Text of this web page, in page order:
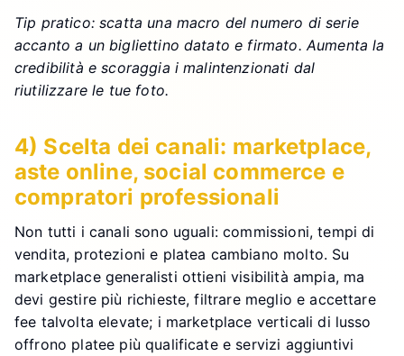
Tip pratico: scatta una macro del numero di serie
accanto a un bigliettino datato e firmato. Aumenta la
credibilità e scoraggia i malintenzionati dal
riutilizzare le tue foto.
4) Scelta dei canali: marketplace,
aste online, social commerce e
compratori professionali
Non tutti i canali sono uguali: commissioni, tempi di
vendita, protezioni e platea cambiano molto. Su
marketplace generalisti ottieni visibilità ampia, ma
devi gestire più richieste, filtrare meglio e accettare
fee talvolta elevate; i marketplace verticali di lusso
offrono platee più qualificate e servizi aggiuntivi